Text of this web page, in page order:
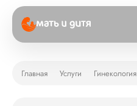
Главная Услуги Гинекология